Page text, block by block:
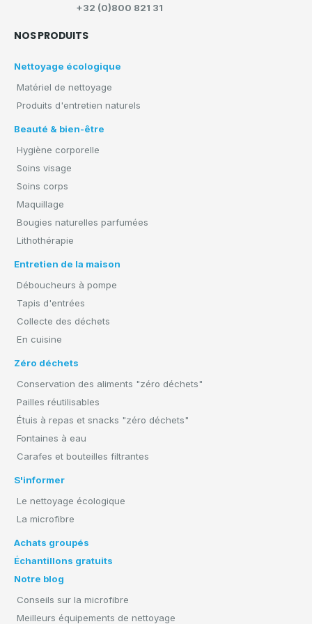
NOS PRODUITS
Nettoyage écologique
Matériel de nettoyage
Produits d'entretien naturels
Beauté & bien-être
Hygiène corporelle
Soins visage
Soins corps
Maquillage
Bougies naturelles parfumées
Lithothérapie
Entretien de la maison
Déboucheurs à pompe
Tapis d'entrées
Collecte des déchets
En cuisine
Zéro déchets
Conservation des aliments "zéro déchets"
Pailles réutilisables
Étuis à repas et snacks "zéro déchets"
Fontaines à eau
Carafes et bouteilles filtrantes
S'informer
Le nettoyage écologique
La microfibre
Achats groupés
Échantillons gratuits
Notre blog
Conseils sur la microfibre
Meilleurs équipements de nettoyage
+32 (0)800 821 31